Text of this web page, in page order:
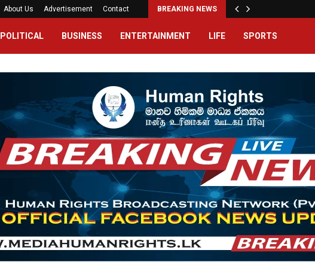
About Us Advertisement Contact BREAKING NEWS
POLITICAL BUSINESS ENTERTAINMENT LIFE SPORTS